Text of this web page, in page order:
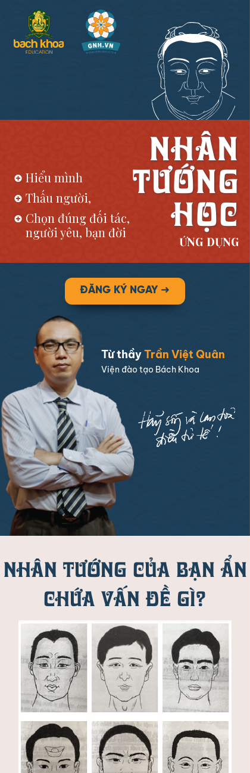
Từ thầyTrần Việt Quân
Viện đào tạo Bách Khoa
ĐĂNG KÝ NGAY ➜
Hiểu mình
Thấu người,
Chọn đúng đối tác,
người yêu, bạn đời
NHÂN
TƯỚNG
HỌC
ỨNG DỤNG
NHÂN TƯỚNG CỦA BẠN ẨN
CHỨA VẤN ĐỀ GÌ?